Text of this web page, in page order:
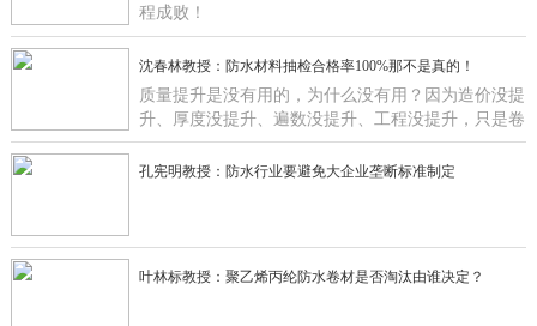
程成败！
沈春林教授：防水材料抽检合格率100%那不是真的！
质量提升是没有用的，为什么没有用？因为造价没提
升、厚度没提升、遍数没提升、工程没提升，只是卷
材在那里提升有什么用啊？
孔宪明教授：防水行业要避免大企业垄断标准制定
叶林标教授：聚乙烯丙纶防水卷材是否淘汰由谁决定？